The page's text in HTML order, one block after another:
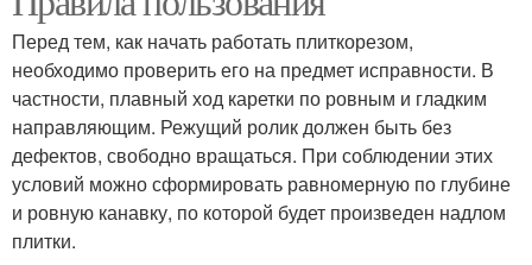
Перед тем, как начать работать плиткорезом,
необходимо проверить его на предмет исправности. В
частности, плавный ход каретки по ровным и гладким
направляющим. Режущий ролик должен быть без
дефектов, свободно вращаться. При соблюдении этих
условий можно сформировать равномерную по глубине
и ровную канавку, по которой будет произведен надлом
плитки.